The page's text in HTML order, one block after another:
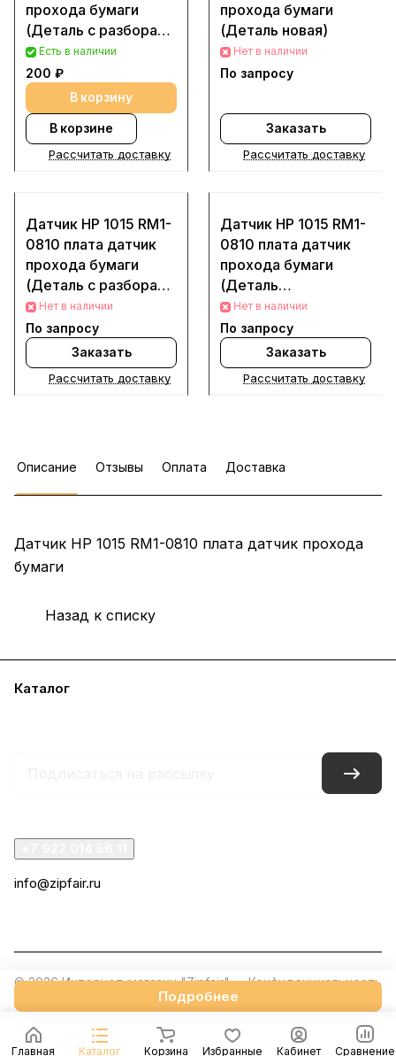
Подробнее
прохода бумаги
(Деталь с разбора
(Б/у))
Есть в наличии
200 ₽
В корзину
В корзине
Рассчитать доставку
прохода бумаги
(Деталь новая)
Нет в наличии
По запросу
Заказать
Рассчитать доставку
Датчик HP 1015 RM1-
0810 плата датчик
прохода бумаги
(Деталь с разбора
(Б/у))
Нет в наличии
По запросу
Заказать
Рассчитать доставку
Датчик HP 1015 RM1-
0810 плата датчик
прохода бумаги
(Деталь
восстановленная)
Нет в наличии
По запросу
Заказать
Рассчитать доставку
Описание Отзывы Оплата Доставка
Датчик HP 1015 RM1-0810 плата датчик прохода
бумаги
Назад к списку
Главная Каталог Корзина Избранные Кабинет Сравнение
Каталог
info@zipfair.ru
© 2026 Интернет-магазин "Zipfair" Конфиденциальность